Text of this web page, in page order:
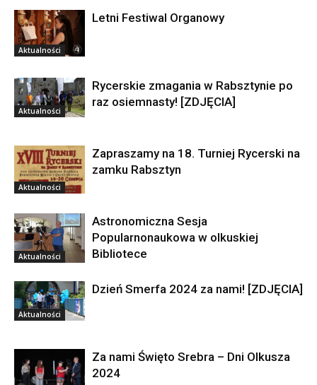
Aktualności
Letni Festiwal Organowy
Aktualności
Rycerskie zmagania w Rabsztynie po
raz osiemnasty! [ZDJĘCIA]
Aktualności
Zapraszamy na 18. Turniej Rycerski na
zamku Rabsztyn
Aktualności
Astronomiczna Sesja
Popularnonaukowa w olkuskiej
Bibliotece
Aktualności
Dzień Smerfa 2024 za nami! [ZDJĘCIA]
Za nami Święto Srebra – Dni Olkusza
2024